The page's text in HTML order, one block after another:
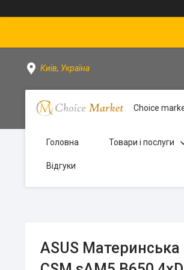
Київ, Україна
Choice
Головна Товари і послуги
Відгуки
ASUS Материнcька